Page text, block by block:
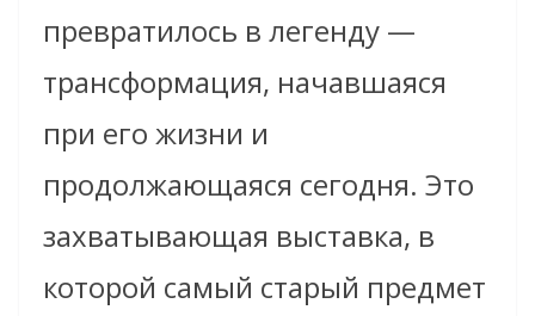
превратилось в легенду —
трансформация, начавшаяся
при его жизни и
продолжающаяся сегодня. Это
захватывающая выставка, в
которой самый старый предмет